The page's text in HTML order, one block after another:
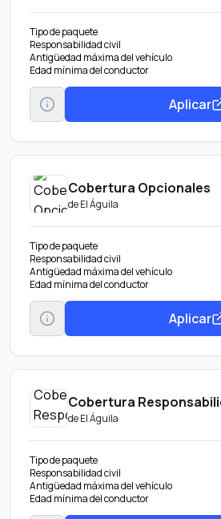
Tipo de paquete
Responsabilidad civil
Antigüedad máxima del vehículo
Edad mínima del conductor
Aplicar
Cobertura Opcionales
deEl Águila
Tipo de paquete
Responsabilidad civil
Antigüedad máxima del vehículo
Edad mínima del conductor
Aplicar
Cobertura
deEl Águila
Tipo de paquete
Responsabilidad civil
Antigüedad máxima del vehículo
Edad mínima del conductor